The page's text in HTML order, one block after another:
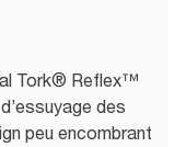
Tork® Reflex™
des
peu encombrant